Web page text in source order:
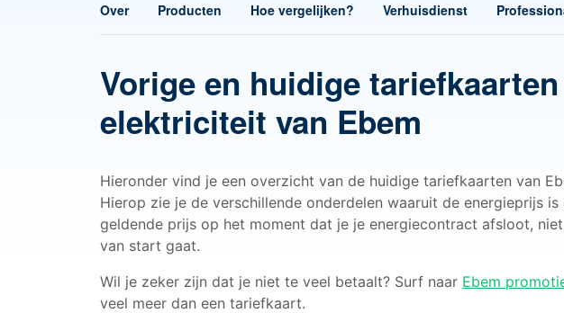
Over Producten Hoe vergelijken? Verhuisdienst
Vorige en huidige
elektriciteit van Ebem
Hieronder vind je een overzicht van de huidige tariefkaarten van
Hierop zie je de verschillende onderdelen waaruit de energieprijs
geldende prijs op het moment dat je je energiecontract afsloot,
van start gaat.
Wil je zeker zijn dat je niet te veel betaalt? Surf naar Ebem
veel meer dan een tariefkaart.